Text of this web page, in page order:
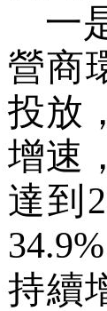
一
營商
投放
增速
達到
34.9%
持續